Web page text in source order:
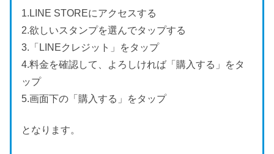
1.LINE STOREにアクセスする
2.欲しいスタンプを選んでタップする
3.「LINEクレジット」をタップ
4.料金を確認して、よろしければ「購入する」をタ
ップ
5.画面下の「購入する」をタップ
となります。